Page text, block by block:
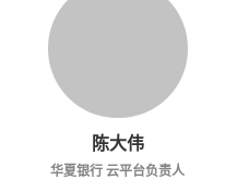
陈大伟
华夏银行 云平台负责人